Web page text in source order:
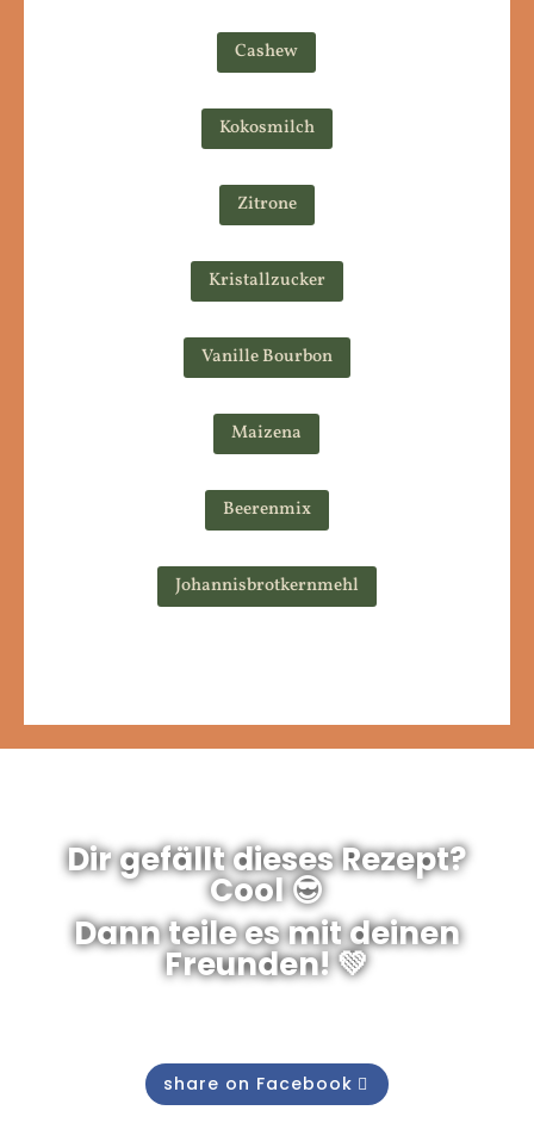
Cashew
Kokosmilch
Zitrone
Kristallzucker
Vanille Bourbon
Maizena
Beerenmix
Johannisbrotkernmehl
Dir gefällt dieses Rezept?
Cool 😎
Dann teile es mit deinen
Freunden! 💚
share on Facebook